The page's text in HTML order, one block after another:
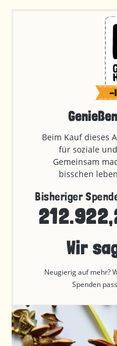
Beim Kauf dieses
für soziale
Gemeinsam
bisschen
Bisheriger
Wir
Neugierig auf mehr?
Spenden